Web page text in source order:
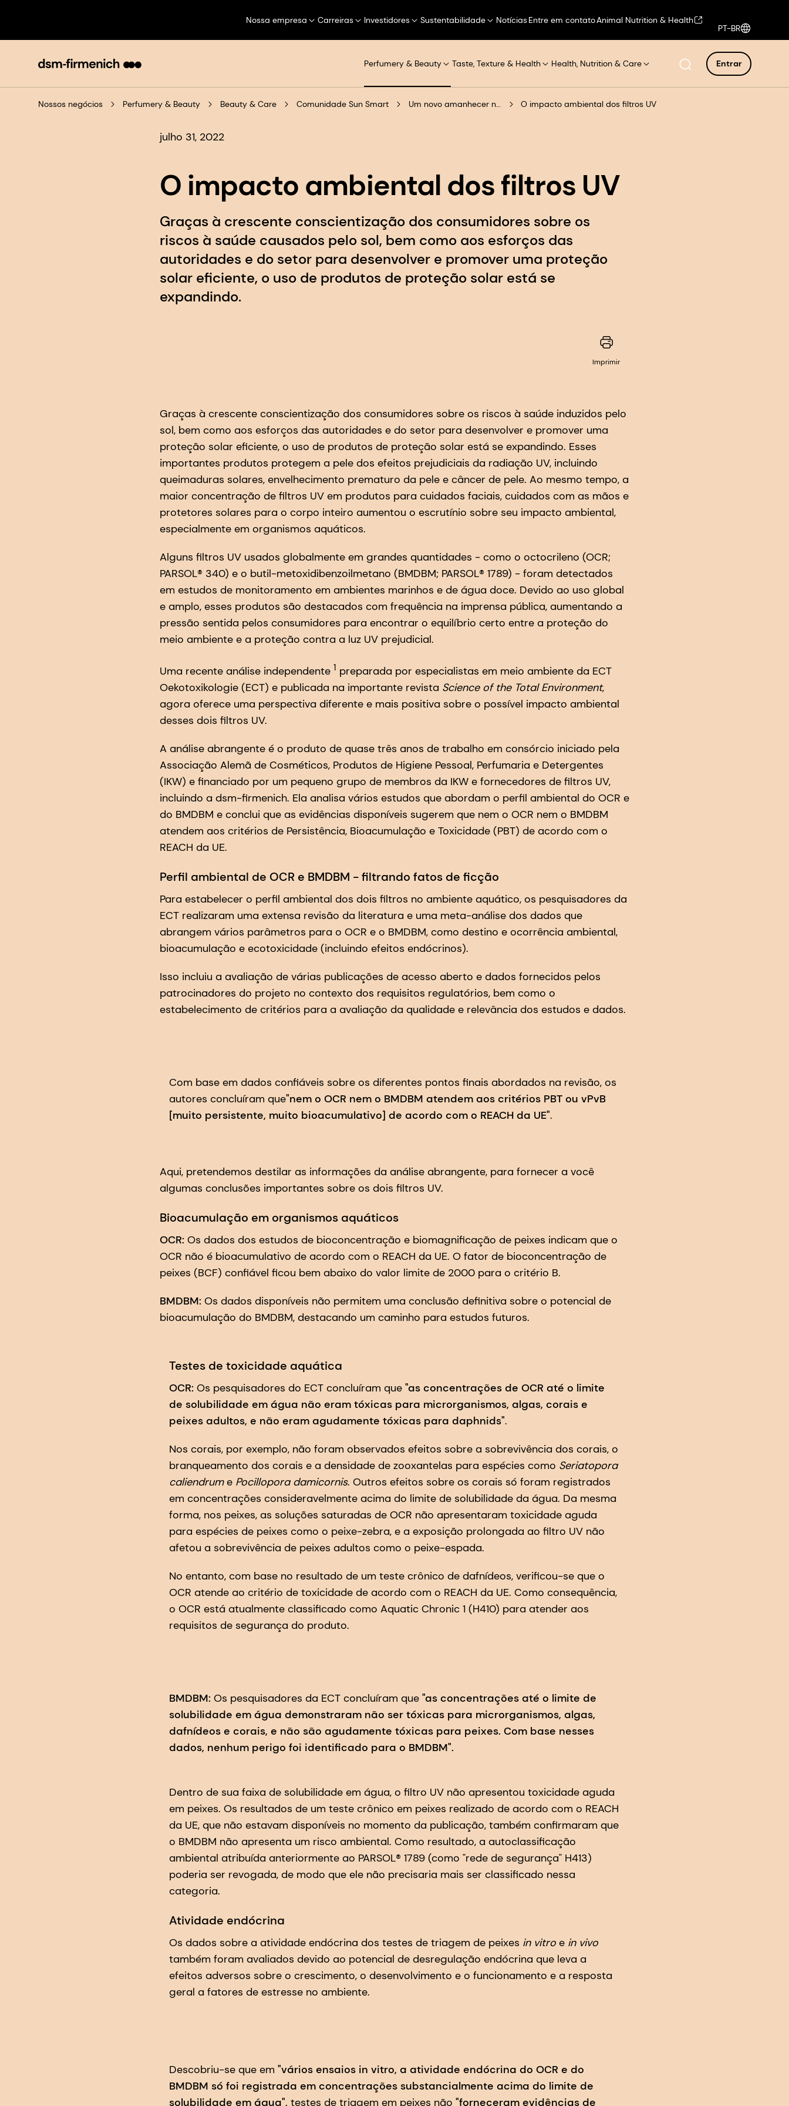
Nossa empresa Carreiras Investidores Sustentabilidade NotíciasEntre em contatoAnimal Nutrition & Health
PT-BR
Perfumery & Beauty Taste, Texture & Health Health, Nutrition & Care Entrar
Nossos negócios Perfumery & Beauty Beauty & Care Comunidade Sun Smart Um novo amanhecer no cuidado sustentável com o sol O impacto ambiental dos filtros UV
julho 31, 2022
O impacto ambiental dos filtros UV
Graças à crescente conscientização dos consumidores sobre os
riscos à saúde causados pelo sol, bem como aos esforços das
autoridades e do setor para desenvolver e promover uma proteção
solar eficiente, o uso de produtos de proteção solar está se
expandindo.
Imprimir
Graças à crescente conscientização dos consumidores sobre os riscos à saúde induzidos pelo
sol, bem como aos esforços das autoridades e do setor para desenvolver e promover uma
proteção solar eficiente, o uso de produtos de proteção solar está se expandindo. Esses
importantes produtos protegem a pele dos efeitos prejudiciais da radiação UV, incluindo
queimaduras solares, envelhecimento prematuro da pele e câncer de pele. Ao mesmo tempo, a
maior concentração de filtros UV em produtos para cuidados faciais, cuidados com as mãos e
protetores solares para o corpo inteiro aumentou o escrutínio sobre seu impacto ambiental,
especialmente em organismos aquáticos.
Alguns filtros UV usados globalmente em grandes quantidades - como o octocrileno (OCR;
PARSOL® 340) e o butil-metoxidibenzoilmetano (BMDBM; PARSOL® 1789) - foram detectados
em estudos de monitoramento em ambientes marinhos e de água doce. Devido ao uso global
e amplo, esses produtos são destacados com frequência na imprensa pública, aumentando a
pressão sentida pelos consumidores para encontrar o equilíbrio certo entre a proteção do
meio ambiente e a proteção contra a luz UV prejudicial.
Uma recente análise independente 1 preparada por especialistas em meio ambiente da ECT
Oekotoxikologie (ECT) e publicada na importante revista Science of the Total Environment,
agora oferece uma perspectiva diferente e mais positiva sobre o possível impacto ambiental
desses dois filtros UV.
A análise abrangente é o produto de quase três anos de trabalho em consórcio iniciado pela
Associação Alemã de Cosméticos, Produtos de Higiene Pessoal, Perfumaria e Detergentes
(IKW) e financiado por um pequeno grupo de membros da IKW e fornecedores de filtros UV,
incluindo a dsm-firmenich. Ela analisa vários estudos que abordam o perfil ambiental do OCR e
do BMDBM e conclui que as evidências disponíveis sugerem que nem o OCR nem o BMDBM
atendem aos critérios de Persistência, Bioacumulação e Toxicidade (PBT) de acordo com o
REACH da UE.
Perfil ambiental de OCR e BMDBM - filtrando fatos de ficção
Para estabelecer o perfil ambiental dos dois filtros no ambiente aquático, os pesquisadores da
ECT realizaram uma extensa revisão da literatura e uma meta-análise dos dados que
abrangem vários parâmetros para o OCR e o BMDBM, como destino e ocorrência ambiental,
bioacumulação e ecotoxicidade (incluindo efeitos endócrinos).
Isso incluiu a avaliação de várias publicações de acesso aberto e dados fornecidos pelos
patrocinadores do projeto no contexto dos requisitos regulatórios, bem como o
estabelecimento de critérios para a avaliação da qualidade e relevância dos estudos e dados.
Com base em dados confiáveis sobre os diferentes pontos finais abordados na revisão, os
autores concluíram que"nem o OCR nem o BMDBM atendem aos critérios PBT ou vPvB
[muito persistente, muito bioacumulativo] de acordo com o REACH da UE".
Aqui, pretendemos destilar as informações da análise abrangente, para fornecer a você
algumas conclusões importantes sobre os dois filtros UV.
Bioacumulação em organismos aquáticos
OCR: Os dados dos estudos de bioconcentração e biomagnificação de peixes indicam que o
OCR não é bioacumulativo de acordo com o REACH da UE. O fator de bioconcentração de
peixes (BCF) confiável ficou bem abaixo do valor limite de 2000 para o critério B.
BMDBM: Os dados disponíveis não permitem uma conclusão definitiva sobre o potencial de
bioacumulação do BMDBM, destacando um caminho para estudos futuros.
Testes de toxicidade aquática
OCR: Os pesquisadores do ECT concluíram que "as concentrações de OCR até o limite
de solubilidade em água não eram tóxicas para microrganismos, algas, corais e
peixes adultos, e não eram agudamente tóxicas para daphnids".
Nos corais, por exemplo, não foram observados efeitos sobre a sobrevivência dos corais, o
branqueamento dos corais e a densidade de zooxantelas para espécies como Seriatopora
caliendrume Pocillopora damicornis. Outros efeitos sobre os corais só foram registrados
em concentrações consideravelmente acima do limite de solubilidade da água. Da mesma
forma, nos peixes, as soluções saturadas de OCR não apresentaram toxicidade aguda
para espécies de peixes como o peixe-zebra, e a exposição prolongada ao filtro UV não
afetou a sobrevivência de peixes adultos como o peixe-espada.
No entanto, com base no resultado de um teste crônico de dafnídeos, verificou-se que o
OCR atende ao critério de toxicidade de acordo com o REACH da UE. Como consequência,
o OCR está atualmente classificado como Aquatic Chronic 1 (H410) para atender aos
requisitos de segurança do produto.
BMDBM: Os pesquisadores da ECT concluíram que "as concentrações até o limite de
solubilidade em água demonstraram não ser tóxicas para microrganismos, algas,
dafnídeos e corais, e não são agudamente tóxicas para peixes. Com base nesses
dados, nenhum perigo foi identificado para o BMDBM".
Dentro de sua faixa de solubilidade em água, o filtro UV não apresentou toxicidade aguda
em peixes. Os resultados de um teste crônico em peixes realizado de acordo com o REACH
da UE, que não estavam disponíveis no momento da publicação, também confirmaram que
o BMDBM não apresenta um risco ambiental. Como resultado, a autoclassificação
ambiental atribuída anteriormente ao PARSOL® 1789 (como "rede de segurança" H413)
poderia ser revogada, de modo que ele não precisaria mais ser classificado nessa
categoria.
Atividade endócrina
Os dados sobre a atividade endócrina dos testes de triagem de peixes in vitro e in vivo
também foram avaliados devido ao potencial de desregulação endócrina que leva a
efeitos adversos sobre o crescimento, o desenvolvimento e o funcionamento e a resposta
geral a fatores de estresse no ambiente.
Descobriu-se que em "vários ensaios in vitro, a atividade endócrina do OCR e do
BMDBM só foi registrada em concentrações substancialmente acima do limite de
solubilidade em água", testes de triagem em peixes não "forneceram evidências de